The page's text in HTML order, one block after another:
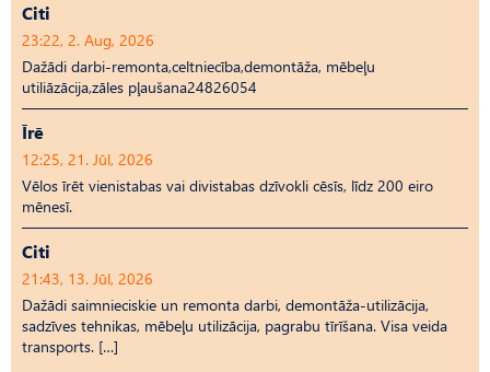
Citi
23:22, 2. Aug, 2026
Dažādi darbi-remonta,celtniecība,demontāža, mēbeļu
utiliāzācija,zāles pļaušana24826054
Īrē
12:25, 21. Jūl, 2026
Vēlos īrēt vienistabas vai divistabas dzīvokli cēsīs, līdz 200 eiro
mēnesī.
Citi
21:43, 13. Jūl, 2026
Dažādi saimnieciskie un remonta darbi, demontāža-utilizācija,
sadzīves tehnikas, mēbeļu utilizācija, pagrabu tīrīšana. Visa veida
transports. […]